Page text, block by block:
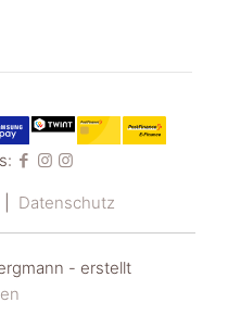
Datenschutz
- erstellt